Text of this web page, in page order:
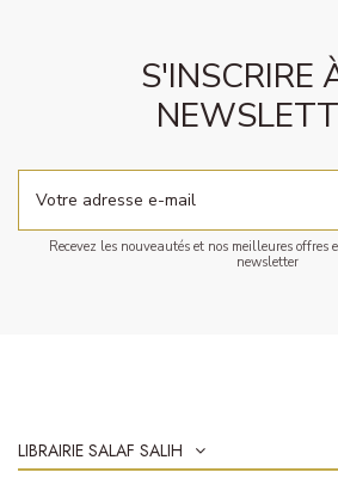
S'INSCRIRE
Recevez les nouveautés et nos meilleures
newsletter
LIBRAIRIE SALAF SALIH